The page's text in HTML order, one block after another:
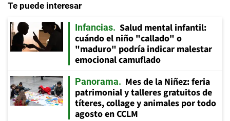
Te puede interesar
Infancias
Salud mental infantil:
cuándo el niño "callado" o
"maduro" podría indicar malestar
emocional camuflado
Panorama
Mes de la Niñez: feria
patrimonial y talleres gratuitos de
títeres, collage y animales por todo
agosto en CCLM